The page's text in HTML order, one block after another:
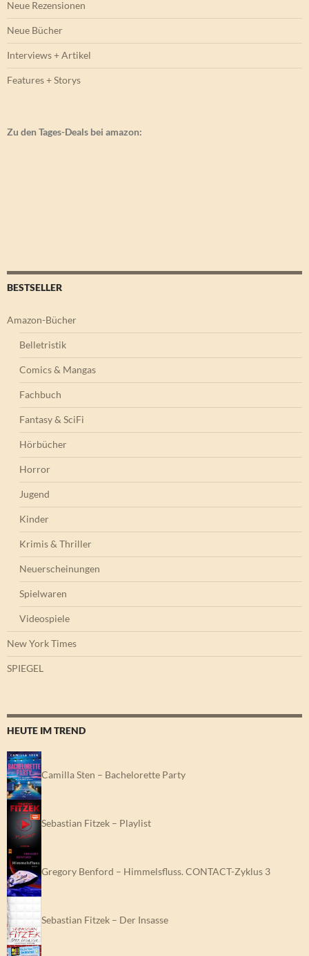
Neue Rezensionen
Neue Bücher
Interviews + Artikel
Features + Storys
Zu den Tages-Deals bei amazon:
Belletristik
Fachbuch
Fantasy & SciFi
Hörbücher
Horror
Jugend
Kinder
Krimis & Thriller
Neuerscheinungen
Spielwaren
Videospiele
New York Times
SPIEGEL
HEUTE IM TREND
Camilla Sten – Bachelorette Party